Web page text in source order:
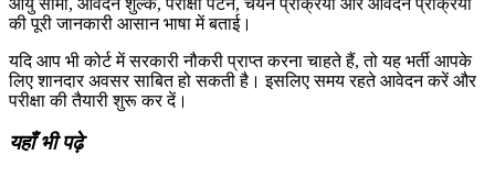
की पूरी जानकारी आसान भाषा में बताई।
यदि आप भी कोर्ट में सरकारी नौकरी प्राप्त करना चाहते हैं, तो यह भर्ती आपके
लिए शानदार अवसर साबित हो सकती है। इसलिए समय रहते आवेदन करें और
परीक्षा की तैयारी शुरू कर दें।
यहाँ भी पढ़े